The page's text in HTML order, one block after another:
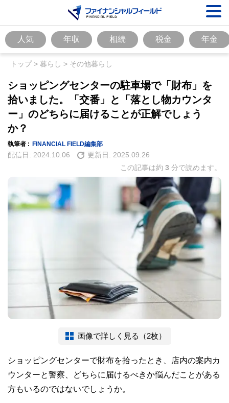
人気 年収 相続 税金 年金
トップ> 暮らし > その他暮らし
ショッピングセンターの駐車場で「財布」を
拾いました。「交番」と「落とし物カウンタ
ー」のどちらに届けることが正解でしょう
か？
執筆者 : FINANCIAL FIELD編集部
配信日: 2024.10.06 更新日: 2025.09.26
この記事は約 3 分で読めます。
画像で詳しく見る（2枚）
ショッピングセンターで財布を拾ったとき、店内の案内カ
ウンターと警察、どちらに届けるべきか悩んだことがある
方もいるのではないでしょうか。